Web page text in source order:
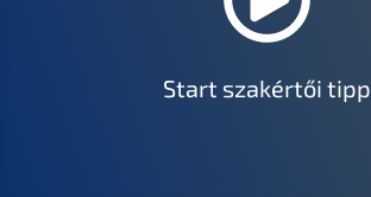
Start szakértői tipp